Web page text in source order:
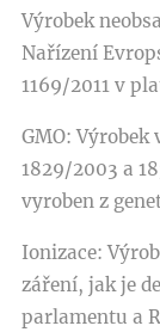
Výrobek
Nařízení
1169/2011 v
GMO:Výrobek
1829/2003 a
vyroben z
Ionizace:
záření, jak je
parlamentu a